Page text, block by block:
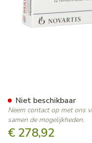
€ 278,92
Niet beschikbaar
Neem contact op met ons
samen de mogelijkheden.